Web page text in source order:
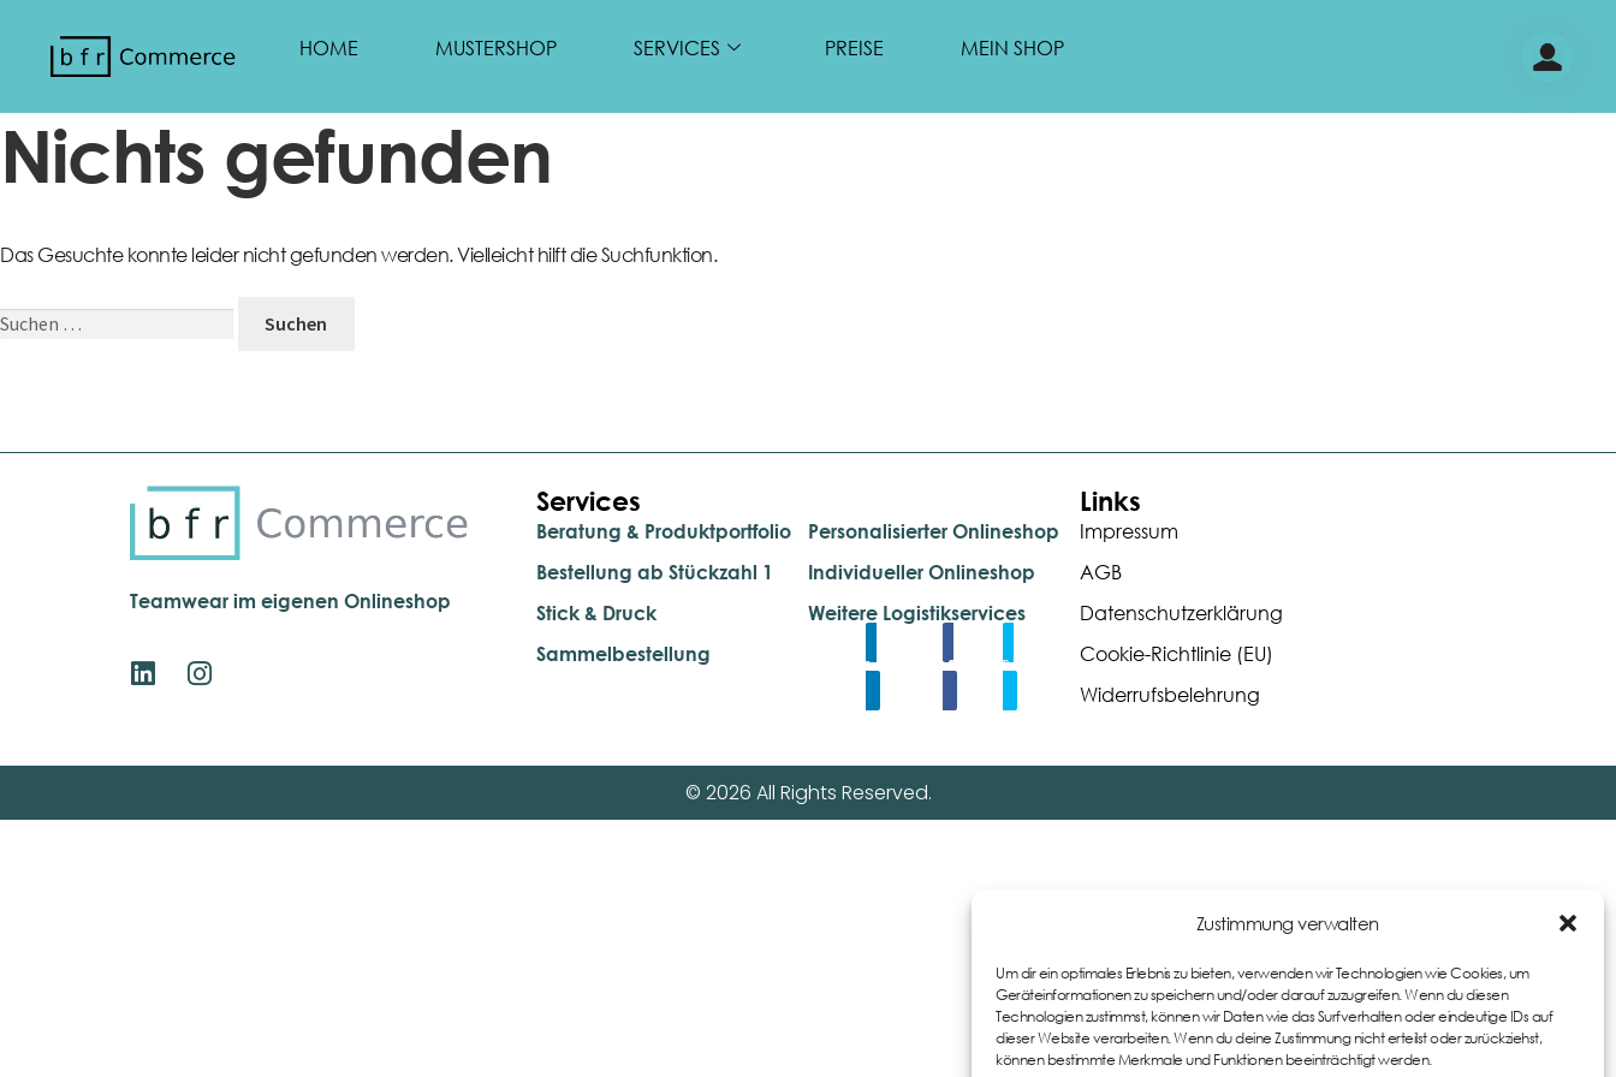
Zustimmung verwalten
Um dir ein optimales Erlebnis zu bieten, verwenden wir Technologien wie Cookies, um
Geräteinformationen zu speichern und/oder darauf zuzugreifen. Wenn du diesen
Technologien zustimmst, können wir Daten wie das Surfverhalten oder eindeutige IDs auf
dieser Website verarbeiten. Wenn du deine Zustimmung nicht erteilst oder zurückziehst,
können bestimmte Merkmale und Funktionen beeinträchtigt werden.
HOME MUSTERSHOP SERVICES PREISE MEIN SHOP
Nichts gefunden
Das Gesuchte konnte leider nicht gefunden werden. Vielleicht hilft die Suchfunktion.
Teamwear im eigenen Onlineshop
Services
Beratung & Produktportfolio
Bestellung ab Stückzahl 1
Stick & Druck
Sammelbestellung
Personalisierter Onlineshop
Individueller Onlineshop
Weitere Logistikservices
Share
Links
Impressum
AGB
Datenschutzerklärung
Cookie-Richtlinie (EU)
Widerrufsbelehrung
© 2026 All Rights Reserved.